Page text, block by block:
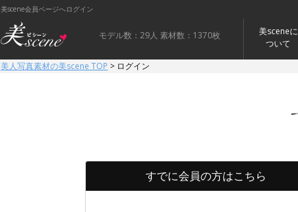
美scene会員ページへログイン
モデル数：29人 素材数：1370枚
美sceneに
ついて
美人写真素材の美scene TOP > ログイン
すでに会員の方はこちら